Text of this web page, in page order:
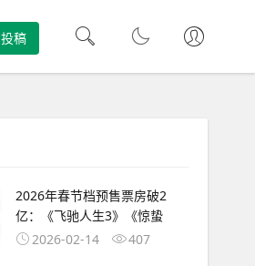
投稿
2026年春节档预售票房破2
亿：《飞驰人生3》《惊蛰
2026-02-14
407